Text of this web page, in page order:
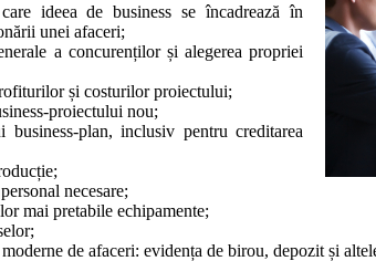
ideea de business se încadrează în
unei afaceri;
a concurenților și alegerea propriei
și costurilor proiectului;
proiectului nou;
business-plan, inclusiv pentru creditarea
necesare;
mai pretabile echipamente;
de afaceri: evidența de birou, depozit și